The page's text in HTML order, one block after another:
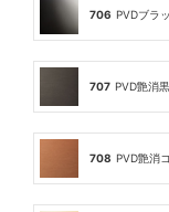
706 PVDブラ
707 PVD艶消
708 PVD艶消